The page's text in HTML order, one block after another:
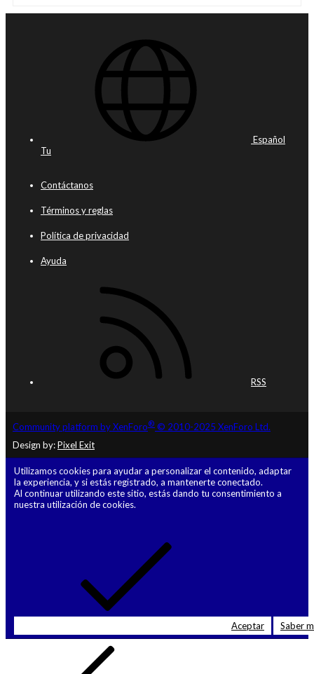
Español
Tu
Contáctanos
Términos y reglas
Política de privacidad
Ayuda
RSS
Community platform by XenForo® © 2010-2025 XenForo Ltd.
Design by:Pixel Exit
Utilizamos cookies para ayudar a personalizar el contenido, adaptar
la experiencia, y si estás registrado, a mantenerte conectado.
Al continuar utilizando este sitio, estás dando tu consentimiento a
nuestra utilización de cookies.
Aceptar Saber